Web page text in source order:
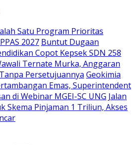
Satu Program Prioritas
2027 Buntut Dugaan
Copot Kepsek SDN 258
Ternate Murka, Anggaran
Persetujuannya Geokimia
Emas, Superintendent
di Webinar MGEI-SC UNG Jalan
Skema Pinjaman 1 Triliun, Akses